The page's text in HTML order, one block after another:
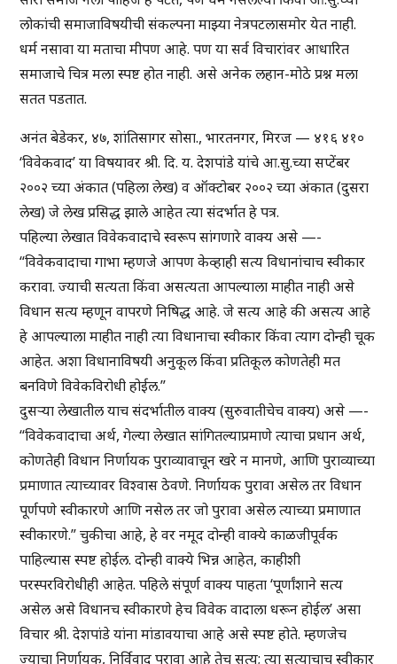
लोकांची समाजाविषयीची संकल्पना माझ्या नेत्रपटलासमोर येत नाही.
धर्म नसावा या मताचा मीपण आहे. पण या सर्व विचारांवर आधारित
समाजाचे चित्र मला स्पष्ट होत नाही. असे अनेक लहान-मोठे प्रश्न मला
सतत पडतात.
अनंत बेडेकर, ४७, शांतिसागर सोसा., भारतनगर, मिरज — ४१६ ४१०
‘विवेकवाद’ या विषयावर श्री. दि. य. देशपांडे यांचे आ.सु.च्या सप्टेंबर
२००२ च्या अंकात (पहिला लेख) व ऑक्टोबर २००२ च्या अंकात (दुसरा
लेख) जे लेख प्रसिद्ध झाले आहेत त्या संदर्भात हे पत्र.
पहिल्या लेखात विवेकवादाचे स्वरूप सांगणारे वाक्य असे —-
“विवेकवादाचा गाभा म्हणजे आपण केव्हाही सत्य विधानांचाच स्वीकार
करावा. ज्याची सत्यता किंवा असत्यता आपल्याला माहीत नाही असे
विधान सत्य म्हणून वापरणे निषिद्ध आहे. जे सत्य आहे की असत्य आहे
हे आपल्याला माहीत नाही त्या विधानाचा स्वीकार किंवा त्याग दोन्ही चूक
आहेत. अशा विधानाविषयी अनुकूल किंवा प्रतिकूल कोणतेही मत
बनविणे विवेकविरोधी होईल.”
दुसऱ्या लेखातील याच संदर्भातील वाक्य (सुरुवातीचेच वाक्य) असे —-
“विवेकवादाचा अर्थ, गेल्या लेखात सांगितल्याप्रमाणे त्याचा प्रधान अर्थ,
कोणतेही विधान निर्णायक पुराव्यावाचून खरे न मानणे, आणि पुराव्याच्या
प्रमाणात त्याच्यावर विश्वास ठेवणे. निर्णायक पुरावा असेल तर विधान
पूर्णपणे स्वीकारणे आणि नसेल तर जो पुरावा असेल त्याच्या प्रमाणात
स्वीकारणे.” चुकीचा आहे, हे वर नमूद दोन्ही वाक्ये काळजीपूर्वक
पाहिल्यास स्पष्ट होईल. दोन्ही वाक्ये भिन्न आहेत, काहीशी
परस्परविरोधीही आहेत. पहिले संपूर्ण वाक्य पाहता ‘पूर्णांशाने सत्य
असेल असे विधानच स्वीकारणे हेच विवेक वादाला धरून होईल’ असा
विचार श्री. देशपांडे यांना मांडावयाचा आहे असे स्पष्ट होते. म्हणजेच
ज्याचा निर्णायक, निर्विवाद पुरावा आहे तेच सत्य; त्या सत्याचाच स्वीकार